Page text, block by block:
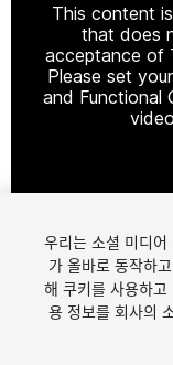
This content
that does
acceptance of
Please set
and Functional
우리는 소셜 미디어
가 올바로 동작하
해 쿠키를 사용하
용 정보를 회사의